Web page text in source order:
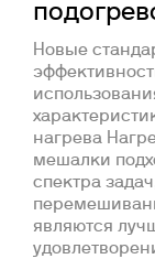
Новые
нагрева
мешалки
спектра
являются